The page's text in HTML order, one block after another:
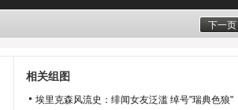
下一页
相关组图
埃里克森风流史：绯闻女友泛滥 绰号"瑞典色狼"